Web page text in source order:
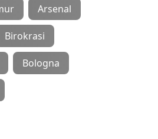
Arsenal
Birokrasi
Bologna